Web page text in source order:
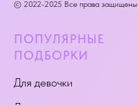
© 2022-2025 Все права защищены
ПОПУЛЯРНЫЕ
ПОДБОРКИ
Для девочки